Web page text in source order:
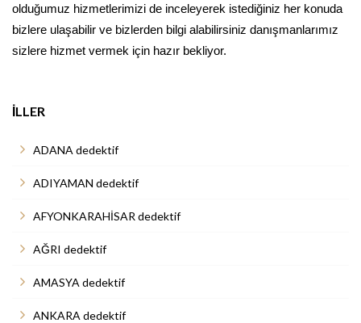
olduğumuz hizmetlerimizi de inceleyerek istediğiniz her konuda
bizlere ulaşabilir ve bizlerden bilgi alabilirsiniz danışmanlarımız
sizlere hizmet vermek için hazır bekliyor.
İLLER
ADANA dedektif
ADIYAMAN dedektif
AFYONKARAHİSAR dedektif
AĞRI dedektif
AMASYA dedektif
ANKARA dedektif